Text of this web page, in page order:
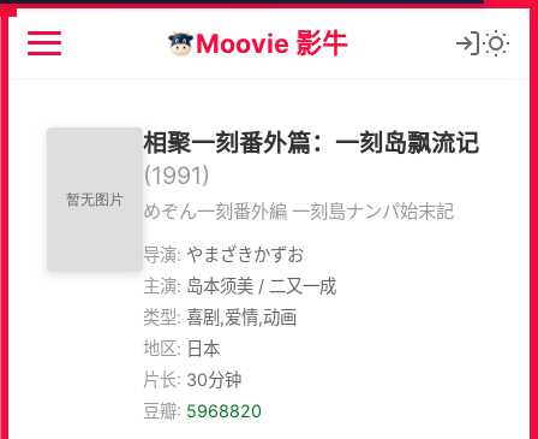
Moovie 影牛
相聚一刻番外篇：一刻岛飘流记
(1991)
めぞん一刻番外編 一刻島ナンパ始末記
导演: やまざきかずお
主演: 岛本须美 / 二又一成
类型: 喜剧,爱情,动画
地区: 日本
片长: 30分钟
豆瓣: 5968820